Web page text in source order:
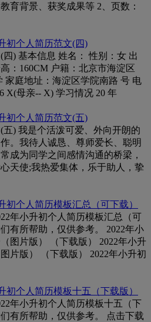
育背景、获奖成果等 2、页数：
初个人简历范文(四)
) 基本信息 姓名： 性别：女 出
：160CM 户籍：北京市海淀区
家庭地址：海淀区学院南路 号 电
X(母亲-- X) 学习情况 20 年
初个人简历范文(五)
) 我是个活泼可爱、外向开朗的
。我待人诚恳、尊师爱长、聪明
成为同学之间感情沟通的桥梁，
天使;我热爱集体，乐于助人，挚
初个人简历模板汇总（可下载）
年小升初个人简历模板汇总（可
有所帮助，仅供参考。 2022年小
图片版） （下载版） 2022年小升
片版） （下载版） 2022年小升初
初个人简历模板十五（下载版）
年小升初个人简历模板十五（下
有所帮助，仅供参考。 点击下载